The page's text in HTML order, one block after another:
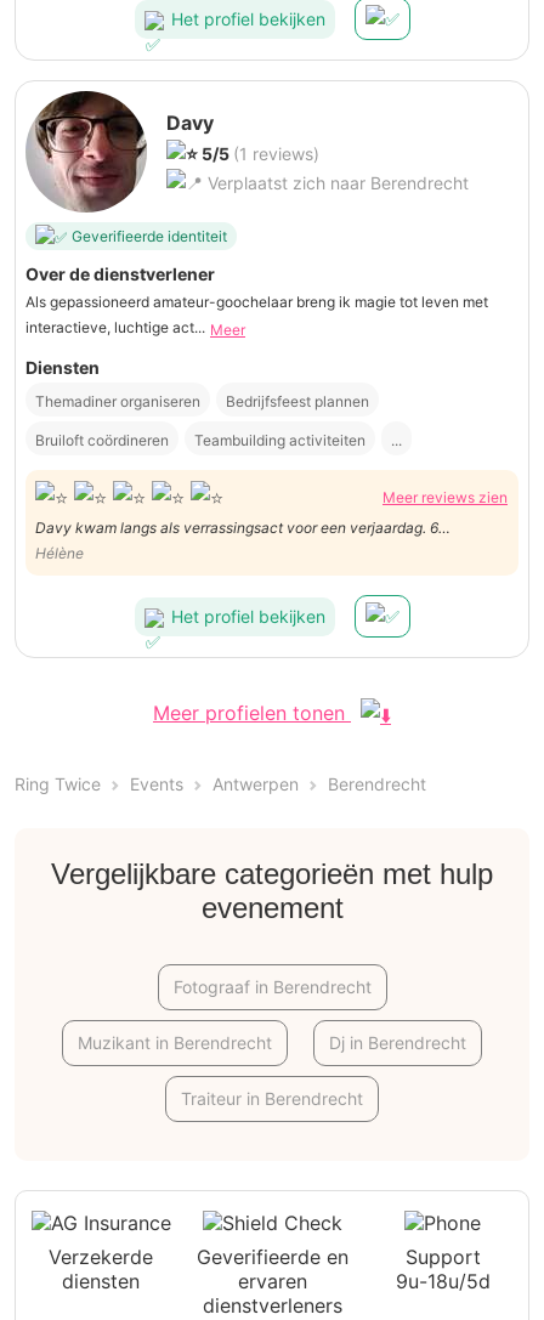
Het profiel bekijken
Davy
5/5 (1 reviews)
Verplaatst zich naar Berendrecht
Geverifieerde identiteit
Over de dienstverlener
Als gepassioneerd amateur-goochelaar breng ik magie tot leven met
interactieve, luchtige act... Meer
Diensten
Themadiner organiseren Bedrijfsfeest plannen
Bruiloft coördineren Teambuilding activiteiten ...
Meer reviews zien
Davy kwam langs als verrassingsact voor een verjaardag. 6
volwassenen, MEGA AANRADER! Was een uur vol verwondering, leuk
vermaak. Flexibel, vlot bereikbaar en eigelijk zelf boven verwachting!
Hélène
Het profiel bekijken
Meer profielen tonen
Ring Twice Events Antwerpen Berendrecht
Vergelijkbare categorieën met hulp
evenement
Fotograaf in Berendrecht
Muzikant in Berendrecht Dj in Berendrecht
Traiteur in Berendrecht
Verzekerde
diensten
Geverifieerde en
ervaren
dienstverleners
Support
9u-18u/5d